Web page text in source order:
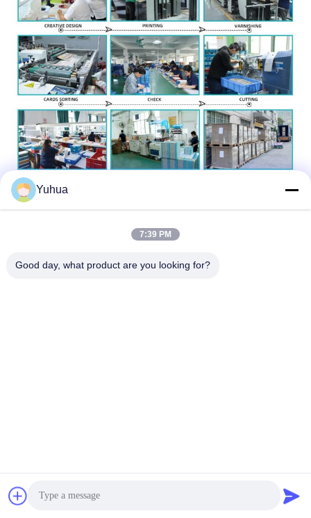
Yuhua
7:39 PM
Good day, what product are you looking for?